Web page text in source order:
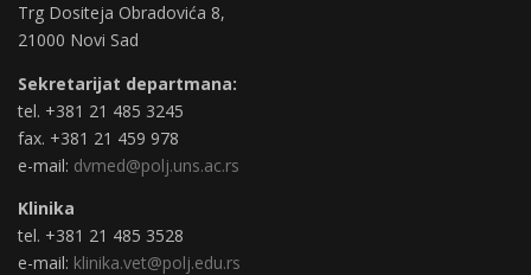
Trg Dositeja Obradovića 8,
21000 Novi Sad
Sekretarijat departmana:
tel. +381 21 485 3245
fax. +381 21 459 978
e-mail: dvmed@polj.uns.ac.rs
Klinika
tel. +381 21 485 3528
e-mail: klinika.vet@polj.edu.rs